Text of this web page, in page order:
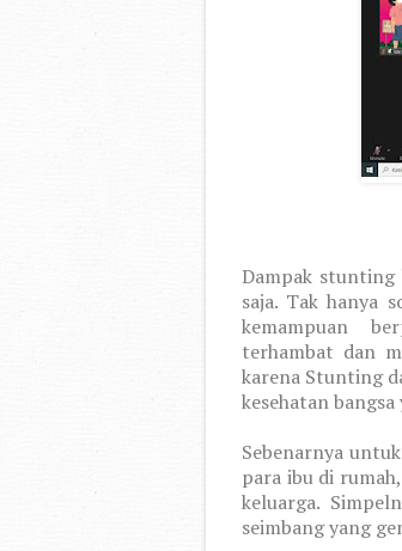
Dampak stunting
saja. Tak hanya
kemampuan
terhambat dan
karena Stunting
kesehatan
Sebenarnya
para ibu di
keluarga.
seimbang yang